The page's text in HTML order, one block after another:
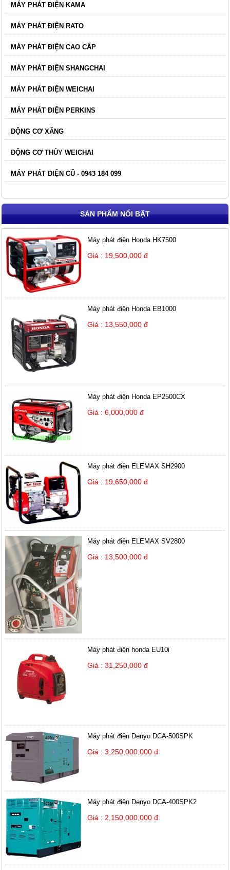
MÁY PHÁT ĐIỆN KAMA
MÁY PHÁT ĐIỆN RATO
MÁY PHÁT ĐIỆN CAO CẤP
MÁY PHÁT ĐIỆN SHANGCHAI
MÁY PHÁT ĐIỆN WEICHAI
MÁY PHÁT ĐIỆN PERKINS
ĐỘNG CƠ XĂNG
ĐỘNG CƠ THỦY WEICHAI
MÁY PHÁT ĐIỆN CŨ - 0943 184 099
SẢN PHẨM NỔI BẬT
Máy phát điện Honda HK7500
Giá : 19,500,000 đ
Máy phát điện Honda EB1000
Giá : 13,550,000 đ
Máy phát điện Honda EP2500CX
Giá : 6,000,000 đ
Máy phát điện ELEMAX SH2900
Giá : 19,650,000 đ
Máy phát điện ELEMAX SV2800
Giá : 13,500,000 đ
Máy phát điện honda EU10i
Giá : 31,250,000 đ
Máy phát điện Denyo DCA-500SPK
Giá : 3,250,000,000 đ
Máy phát điện Denyo DCA-400SPK2
Giá : 2,150,000,000 đ